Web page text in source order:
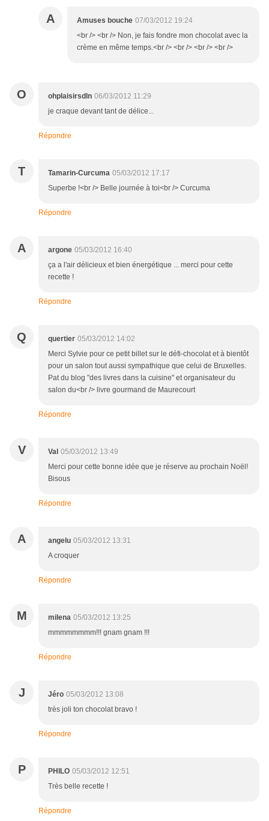
A Amuses bouche 07/03/2012 19:24
<br /> <br /> Non, je fais fondre mon chocolat avec la
crème en même temps.<br /> <br /> <br /> <br />
O ohplaisirsdln 06/03/2012 11:29
je craque devant tant de délice...
Répondre
T Tamarin-Curcuma 05/03/2012 17:17
Superbe !<br /> Belle journée à toi<br /> Curcuma
Répondre
A argone 05/03/2012 16:40
ça a l'air délicieux et bien énergétique ... merci pour cette
recette !
Répondre
Q quertier 05/03/2012 14:02
Merci Sylvie pour ce petit billet sur le défi-chocolat et à bientôt
pour un salon tout aussi sympathique que celui de Bruxelles.
Pat du blog "des livres dans la cuisine" et organisateur du
salon du<br /> livre gourmand de Maurecourt
Répondre
V Val 05/03/2012 13:49
Merci pour cette bonne idée que je réserve au prochain Noël!
Bisous
Répondre
A angelu 05/03/2012 13:31
A croquer
Répondre
M milena 05/03/2012 13:25
mmmmmmmm!!! gnam gnam !!!
Répondre
J Jéro 05/03/2012 13:08
très joli ton chocolat bravo !
Répondre
P PHILO 05/03/2012 12:51
Très belle recette !
Répondre